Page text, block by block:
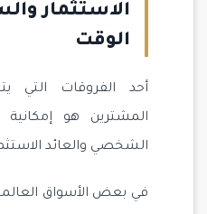
الاستثمار
الوقت
أحد الفروقات التي
المشترين هو إمكانية
الشخصي والعائد
في بعض الأسواق